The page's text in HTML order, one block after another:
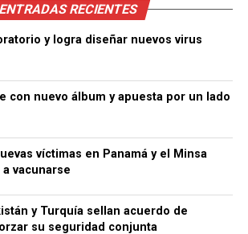
ENTRADAS RECIENTES
y logra diseñar nuevos virus
con nuevo álbum y apuesta por un lado
víctimas en Panamá y el Minsa
vacunarse
y Turquía sellan acuerdo de
su seguridad conjunta